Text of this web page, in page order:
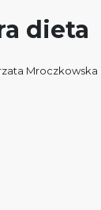
dieta
Mroczkowska